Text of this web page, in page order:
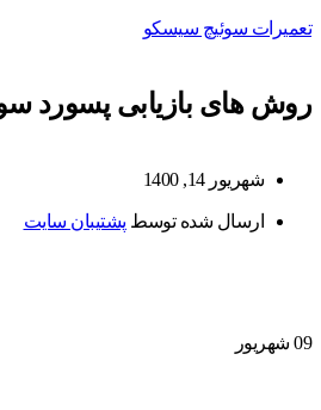
تعمیرات سوئیچ سیسکو
روش های بازیابی پسورد
شهریور 14, 1400
ارسال شده توسط پشتیبان سایت
09 شهریور